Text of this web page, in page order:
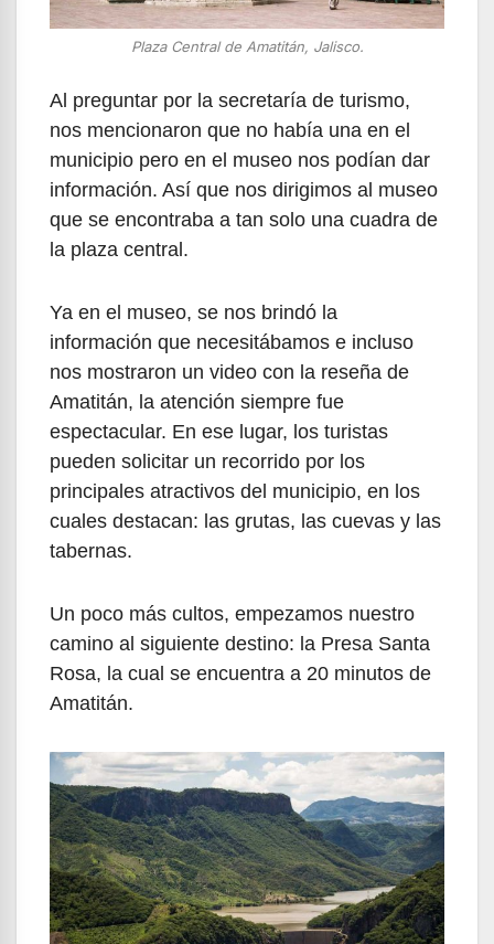
Plaza Central de Amatitán, Jalisco.
Al preguntar por la secretaría de turismo,
nos mencionaron que no había una en el
municipio pero en el museo nos podían dar
información. Así que nos dirigimos al museo
que se encontraba a tan solo una cuadra de
la plaza central.
Ya en el museo, se nos brindó la
información que necesitábamos e incluso
nos mostraron un video con la reseña de
Amatitán, la atención siempre fue
espectacular. En ese lugar, los turistas
pueden solicitar un recorrido por los
principales atractivos del municipio, en los
cuales destacan: las grutas, las cuevas y las
tabernas.
Un poco más cultos, empezamos nuestro
camino al siguiente destino: la Presa Santa
Rosa, la cual se encuentra a 20 minutos de
Amatitán.